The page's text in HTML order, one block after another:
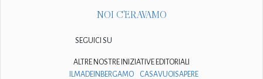
NOI C'ERAVAMO
SEGUICI SU
ALTRE NOSTRE INIZIATIVE EDITORIALI
ILMADEINBERGAMO
CASAVUOISAPERE